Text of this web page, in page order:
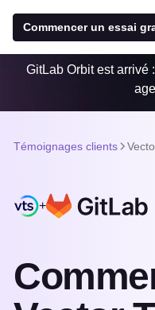
Commencer un essai
GitLab Orbit est arrivé
Témoignages clients
+